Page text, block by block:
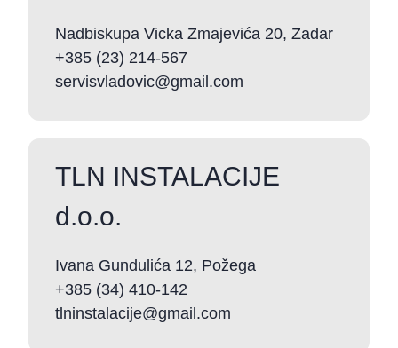
Nadbiskupa Vicka Zmajevića 20, Zadar
+385 (23) 214-567
servisvladovic@gmail.com
TLN INSTALACIJE
d.o.o.
Ivana Gundulića 12, Požega
+385 (34) 410-142
tlninstalacije@gmail.com